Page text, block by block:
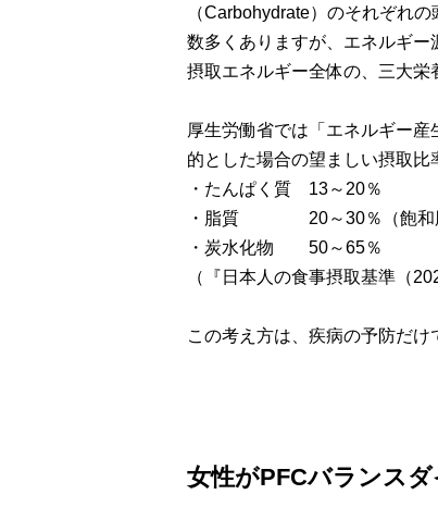
（Carbohydrate）のそれぞれ
数多くありますが、エネルギー
摂取エネルギー全体の、三大栄
厚生労働省では「エネルギー
的とした場合の望ましい摂取比
・たんぱく質 13～20％
・脂質 20～30％（飽和脂
・炭水化物 50～65％
（『日本人の食事摂取基準（
この考え方は、疾病の予防だけ
女性がPFCバランス